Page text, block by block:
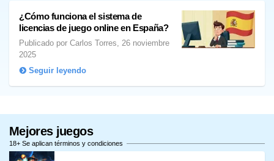
¿Cómo funciona el sistema de
licencias de juego online en España?
Publicado por Carlos Torres, 26 noviembre
2025
Seguir leyendo
Mejores juegos
18+ Se aplican términos y condiciones